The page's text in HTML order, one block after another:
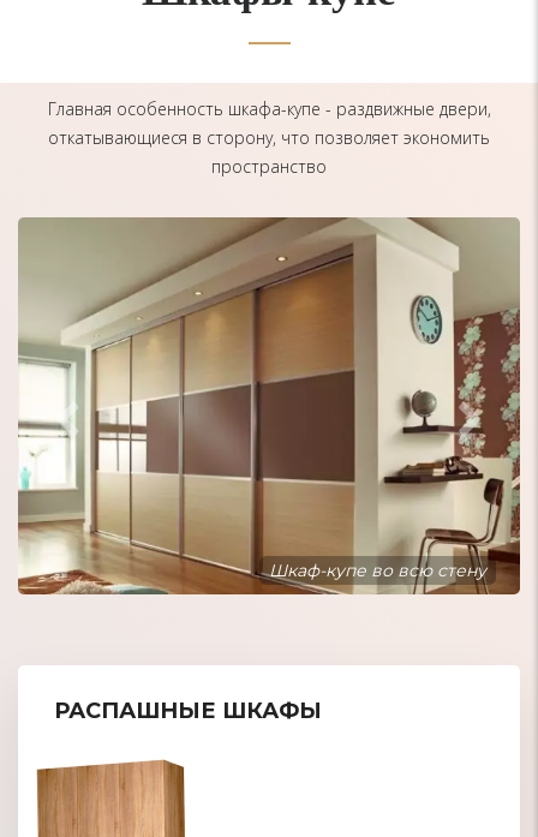
Главная особенность шкафа-купе - раздвижные двери,
откатывающиеся в сторону, что позволяет экономить
пространство
Шкаф-купе встроенный в нишу
РАСПАШНЫЕ ШКАФЫ